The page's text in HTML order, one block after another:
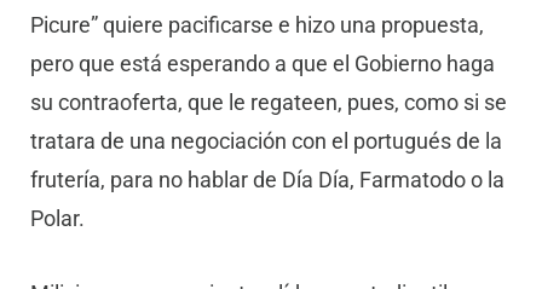
Picure” quiere pacificarse e hizo una propuesta,
pero que está esperando a que el Gobierno haga
su contraoferta, que le regateen, pues, como si se
tratara de una negociación con el portugués de la
frutería, para no hablar de Día Día, Farmatodo o la
Polar.